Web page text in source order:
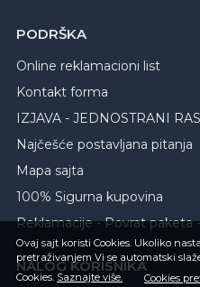
Ovaj sajt koristi Cookies. Ukoliko
pretraživanjem Vi se automatski
Cookies. Saznajte više. Cookies
PODRŠKA
Online reklamacioni list
Kontakt forma
IZJAVA - JEDNOSTRANI
Najčešće postavljana pitanja
Mapa sajta
100% Sigurna kupovina
Reklamacije - Povrat paketa
NALOG KORISNIKA